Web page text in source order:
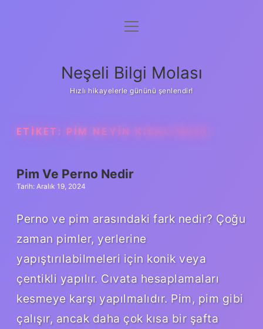
Anasayfa
Yasal Uyarı
menüyü
Neşeli Bilgi Molası
Hızlı hikayelerle gününü şenlendir!
ETIKET: PIM NEYIN KISALTMASI
Pim Ve Perno Nedir
Tarih: Aralık 19, 2024
Perno ve pim arasındaki fark nedir? Çoğu
zaman pimler, yerlerine
yapıştırılabilmeleri için konik veya
çentikli yapılır. Cıvata hesaplamaları
kesmeye karşı yapılmalıdır. Pim, pim gibi
çalışır, ancak daha çok kısa bir şafta